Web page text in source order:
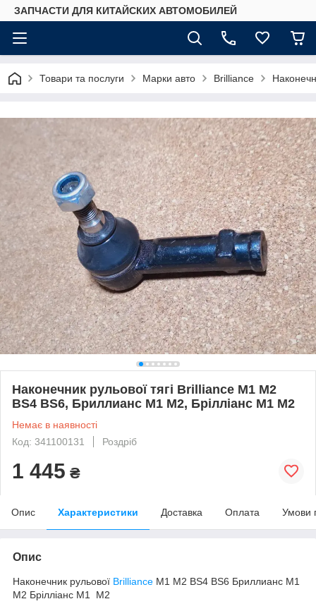
ЗАПЧАСТИ ДЛЯ КИТАЙСКИХ АВТОМОБИЛЕЙ
Товари та послуги Марки авто Brilliance
Наконечник рульової тягі Brilliance M1 M2
BS4 BS6, Бриллианс М1 М2, Брілліанс М1 М2
Немає в наявності
Код: 341100131
Роздріб
1 445 ₴
Опис Характеристики Доставка Оплата Умови
Опис
Наконечник рульової Brilliance M1 M2 BS4 BS6 Бриллианс М1
М2 Брілліанс М1 М2